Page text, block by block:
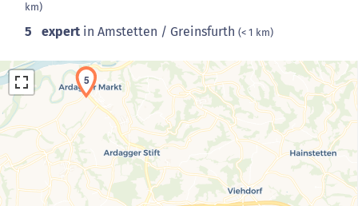
km)
5 expert in Amstetten / Greinsfurth (< 1 km)
Laden der Karte...
5